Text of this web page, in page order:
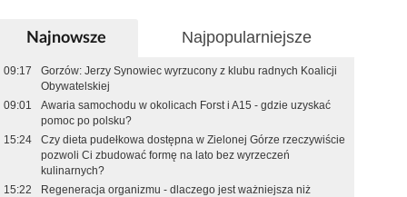
Najnowsze Najpopularniejsze
09:17
Gorzów: Jerzy Synowiec wyrzucony z klubu radnych Koalicji
Obywatelskiej
09:01
Awaria samochodu w okolicach Forst i A15 - gdzie uzyskać
pomoc po polsku?
15:24
Czy dieta pudełkowa dostępna w Zielonej Górze rzeczywiście
pozwoli Ci zbudować formę na lato bez wyrzeczeń
kulinarnych?
15:22
Regeneracja organizmu - dlaczego jest ważniejsza niż